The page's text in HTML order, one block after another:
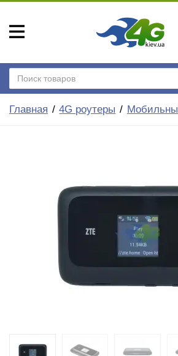
Главная 4G роутеры